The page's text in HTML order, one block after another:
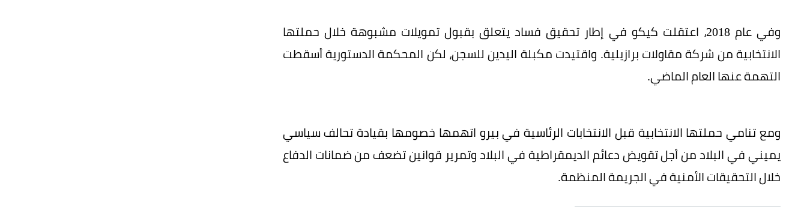
وفي عام 2018، اعتقلت كيكو في إطار تحقيق فساد يتعلق بقبول تمويلات مشبوهة خلال حملتها
الانتخابية من شركة مقاولات برازيلية. واقتيدت مكبلة اليدين للسجن، لكن المحكمة الدستورية أسقطت
التهمة عنها العام الماضي.
ومع تنامي حملتها الانتخابية قبل الانتخابات الرئاسية في بيرو اتهمها خصومها بقيادة تحالف سياسي
يميني في البلاد من أجل تقويض دعائم الديمقراطية في البلاد وتمرير قوانين تضعف من ضمانات الدفاع
خلال التحقيقات الأمنية في الجريمة المنظمة.